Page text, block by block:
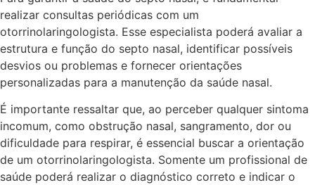
realizar consultas periódicas com um
otorrinolaringologista. Esse especialista poderá avaliar a
estrutura e função do septo nasal, identificar possíveis
desvios ou problemas e fornecer orientações
personalizadas para a manutenção da saúde nasal.
É importante ressaltar que, ao perceber qualquer sintoma
incomum, como obstrução nasal, sangramento, dor ou
dificuldade para respirar, é essencial buscar a orientação
de um otorrinolaringologista. Somente um profissional de
saúde poderá realizar o diagnóstico correto e indicar o